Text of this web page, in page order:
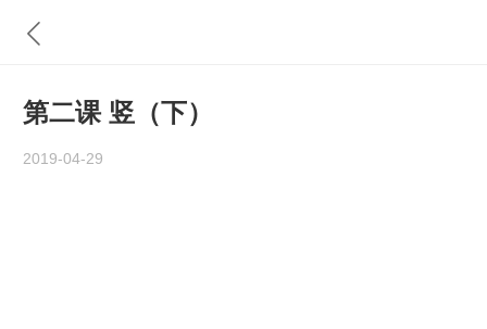
第二课 竖（下）
2019-04-29